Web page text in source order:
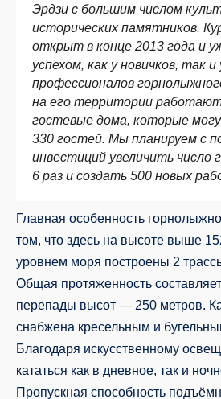
Эрдзи с большим числом
исторических памятников.
открыт в конце 2013 года и
успехом, как у новичков, так и
профессионалов
на его территории
гостевые дома, которые
330 гостей. Мы планируем с
инвестиций увеличить число
6 раз и создать 500 новых
Главная особенность
том, что здесь на высоте выше
уровнем моря построены 2
Общая протяженность
перепады высот — 250 метров.
снабжена кресельным и
Благодаря искусственному
кататься как в дневное, так и
Пропускная способность